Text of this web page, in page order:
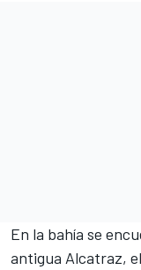
En la bahía se
antigua Alcatraz,